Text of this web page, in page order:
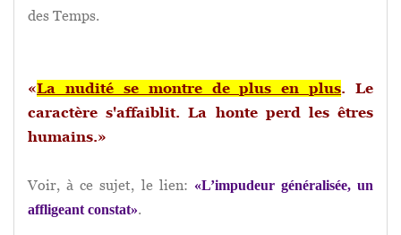
des Temps.
«La nudité se montre de plus en plus. Le
caractère s'affaiblit. La honte perd les êtres
humains.»
Voir, à ce sujet, le lien: «L’impudeur généralisée, un
affligeant constat».